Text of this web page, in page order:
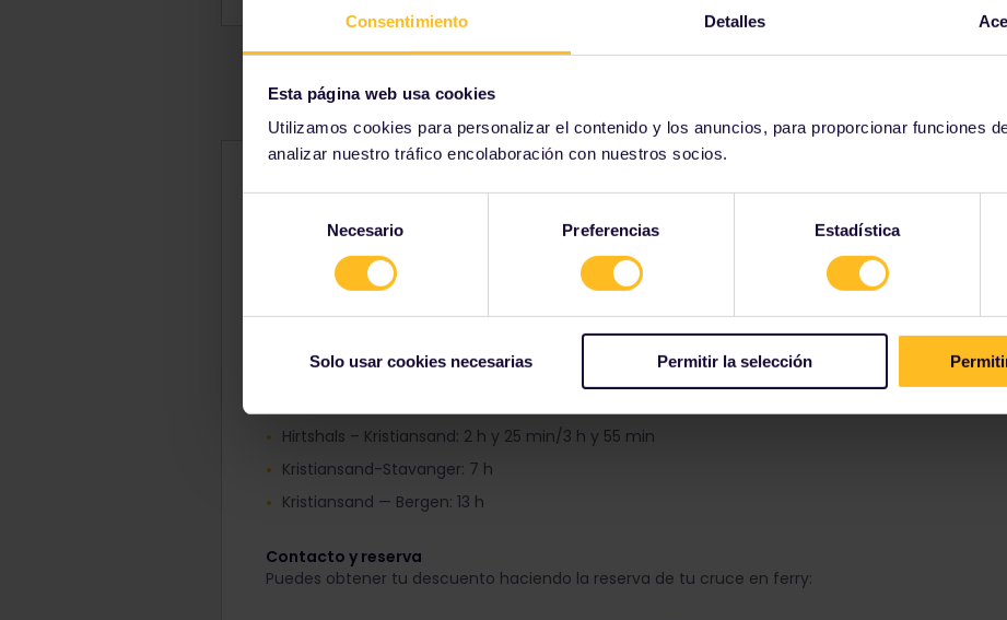
Consentimiento Detalles
Esta página web usa cookies
Utilizamos cookies para personalizar el contenido y los anuncios, para proporcionar funciones
analizar nuestro tráfico encolaboración con nuestros socios.
consentimiento
Necesario Preferencias Estadística
Solo usar cookies necesarias Permitir la selección
Todos los titulares de un Pase Eurail obtienen un20 % de descuentoen los cruces de ferry de
año y en todas las rutas. Se aplica a las tarifas de pasajeros y a los asientos tipo avión (a bordo
Stavangerfjord y MS Bergensfjord), pero no se aplica a vehículos, camarotes, comidas ni
Duración de los viajes
Hirsthals - Bergen: 16 h y 30 min
Hirtshals – Kristiansand: 2 h y 25 min/3 h y 55 min
Kristiansand-Stavanger: 7 h
Kristiansand — Bergen: 13 h
Contacto y reserva
Puedes obtener tu descuento haciendo la reserva de tu cruce en ferry: